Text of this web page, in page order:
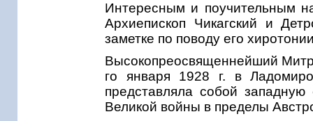
Интересным и поучительным
Архиепископ Чикагский и
заметке по поводу его
Высокопреосвященнейший
го января 1928 г. в
представляла собой
Великой войны в пределы